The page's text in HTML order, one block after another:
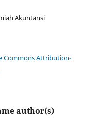
Akuntansi
Commons Attribution-
author(s)